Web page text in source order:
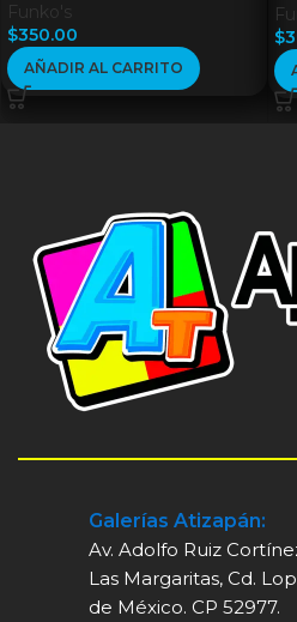
Funko's
$350.00
AÑADIR AL CARRITO
$
Galerías Atizapán:
Av. Adolfo Ruiz
Las Margaritas, Cd.
de México. CP 52977.